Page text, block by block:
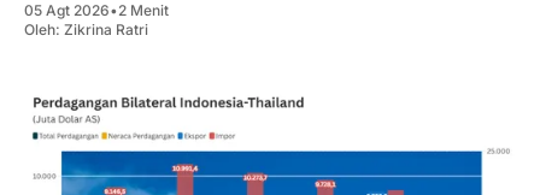
05 Agt 2026•2 Menit
Oleh: Zikrina Ratri